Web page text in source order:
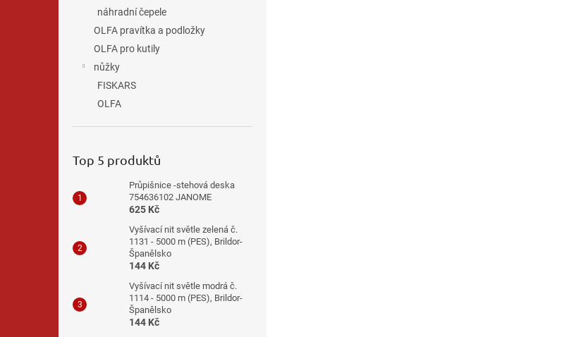
náhradní čepele
OLFA pravítka a podložky
OLFA pro kutily
nůžky
FISKARS
OLFA
Top 5 produktů
Průpišnice -stehová deska
754636102 JANOME
625 Kč
Vyšívací nit světle zelená č.
1131 - 5000 m (PES), Brildor-
Španělsko
144 Kč
Vyšívací nit světle modrá č.
1114 - 5000 m (PES), Brildor-
Španělsko
144 Kč